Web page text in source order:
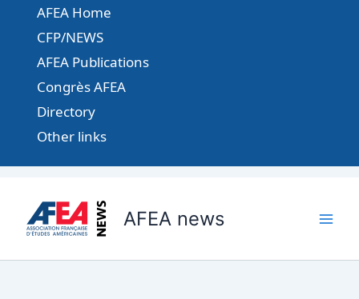
contenu
AFEA Home
CFP/NEWS
AFEA Publications
Congrès AFEA
Directory
Other links
AFEA news